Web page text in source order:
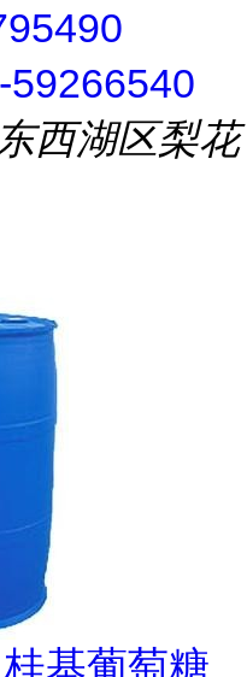
59266540
西湖区梨花
基葡萄糖